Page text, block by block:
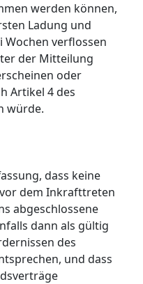
werden können,
Ladung und
verflossen
der Mitteilung
oder
Artikel 4 des
würde.
dass keine
dem Inkrafttreten
abgeschlossene
dann als gültig
des
und dass